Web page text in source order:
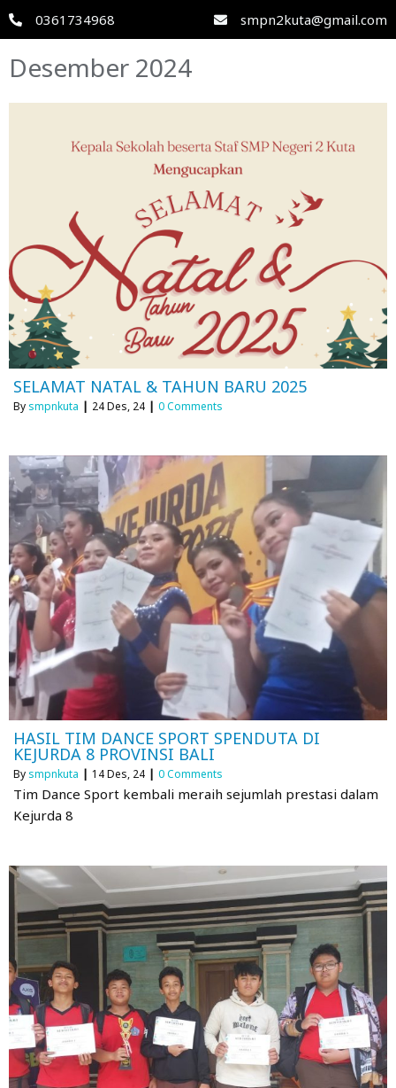
0361734968 smpn2kuta@gmail.com
Desember 2024
SELAMAT NATAL & TAHUN BARU 2025
By smpnkuta | 24Des, 24 | 0 Comments
HASIL TIM DANCE SPORT SPENDUTA DI
KEJURDA 8 PROVINSI BALI
By smpnkuta | 14Des, 24 | 0 Comments
Tim Dance Sport kembali meraih sejumlah prestasi dalam
Kejurda 8